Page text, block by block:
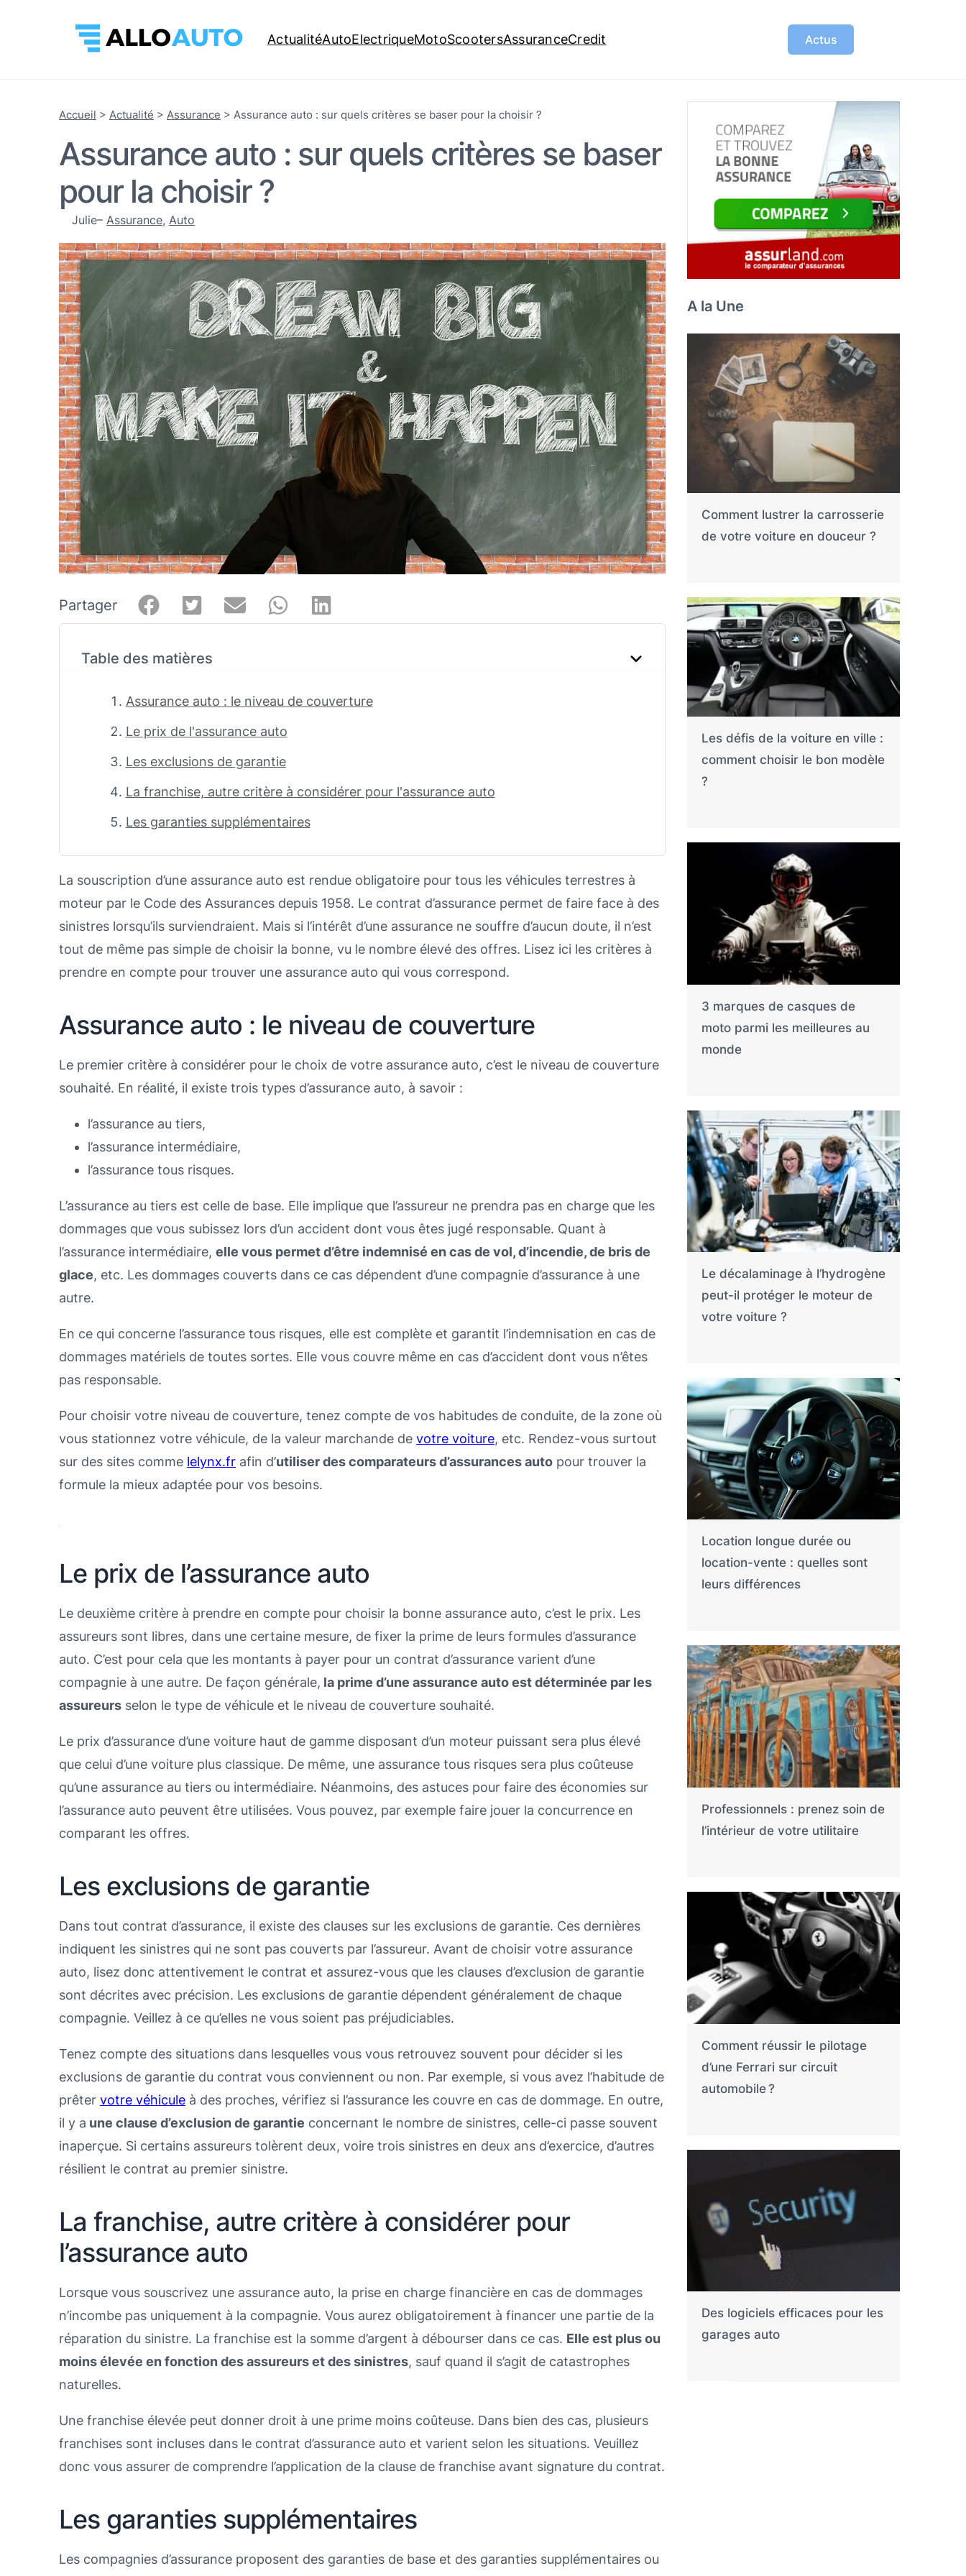
ActualitéAutoElectriqueMotoScootersAssuranceCredit Actus
Accueil > Actualité > Assurance > Assurance auto : sur quels critères se baser pour la choisir ?
Assurance auto : sur quels critères se baser
pour la choisir ?
Julie– Assurance, Auto
Partager
Table des matières
Assurance auto : le niveau de couverture
Le prix de l'assurance auto
Les exclusions de garantie
La franchise, autre critère à considérer pour l'assurance auto
Les garanties supplémentaires
La souscription d’une assurance auto est rendue obligatoire pour tous les véhicules terrestres à
moteur par le Code des Assurances depuis 1958. Le contrat d’assurance permet de faire face à des
sinistres lorsqu’ils surviendraient. Mais si l’intérêt d’une assurance ne souffre d’aucun doute, il n’est
tout de même pas simple de choisir la bonne, vu le nombre élevé des offres. Lisez ici les critères à
prendre en compte pour trouver une assurance auto qui vous correspond.
Assurance auto : le niveau de couverture
Le premier critère à considérer pour le choix de votre assurance auto, c’est le niveau de couverture
souhaité. En réalité, il existe trois types d’assurance auto, à savoir :
l’assurance au tiers,
l’assurance intermédiaire,
l’assurance tous risques.
L’assurance au tiers est celle de base. Elle implique que l’assureur ne prendra pas en charge que les
dommages que vous subissez lors d’un accident dont vous êtes jugé responsable. Quant à
l’assurance intermédiaire, elle vous permet d’être indemnisé en cas de vol, d’incendie, de bris de
glace, etc. Les dommages couverts dans ce cas dépendent d’une compagnie d’assurance à une
autre.
En ce qui concerne l’assurance tous risques, elle est complète et garantit l’indemnisation en cas de
dommages matériels de toutes sortes. Elle vous couvre même en cas d’accident dont vous n’êtes
pas responsable.
Pour choisir votre niveau de couverture, tenez compte de vos habitudes de conduite, de la zone où
vous stationnez votre véhicule, de la valeur marchande de votre voiture, etc. Rendez-vous surtout
sur des sites comme lelynx.fr afin d’utiliser des comparateurs d’assurances auto pour trouver la
formule la mieux adaptée pour vos besoins.
Le prix de l’assurance auto
Le deuxième critère à prendre en compte pour choisir la bonne assurance auto, c’est le prix. Les
assureurs sont libres, dans une certaine mesure, de fixer la prime de leurs formules d’assurance
auto. C’est pour cela que les montants à payer pour un contrat d’assurance varient d’une
compagnie à une autre. De façon générale, la prime d’une assurance auto est déterminée par les
assureurs selon le type de véhicule et le niveau de couverture souhaité.
Le prix d’assurance d’une voiture haut de gamme disposant d’un moteur puissant sera plus élevé
que celui d’une voiture plus classique. De même, une assurance tous risques sera plus coûteuse
qu’une assurance au tiers ou intermédiaire. Néanmoins, des astuces pour faire des économies sur
l’assurance auto peuvent être utilisées. Vous pouvez, par exemple faire jouer la concurrence en
comparant les offres.
Les exclusions de garantie
Dans tout contrat d’assurance, il existe des clauses sur les exclusions de garantie. Ces dernières
indiquent les sinistres qui ne sont pas couverts par l’assureur. Avant de choisir votre assurance
auto, lisez donc attentivement le contrat et assurez-vous que les clauses d’exclusion de garantie
sont décrites avec précision. Les exclusions de garantie dépendent généralement de chaque
compagnie. Veillez à ce qu’elles ne vous soient pas préjudiciables.
Tenez compte des situations dans lesquelles vous vous retrouvez souvent pour décider si les
exclusions de garantie du contrat vous conviennent ou non. Par exemple, si vous avez l’habitude de
prêter votre véhicule à des proches, vérifiez si l’assurance les couvre en cas de dommage. En outre,
il y a une clause d’exclusion de garantie concernant le nombre de sinistres, celle-ci passe souvent
inaperçue. Si certains assureurs tolèrent deux, voire trois sinistres en deux ans d’exercice, d’autres
résilient le contrat au premier sinistre.
La franchise, autre critère à considérer pour
l’assurance auto
Lorsque vous souscrivez une assurance auto, la prise en charge financière en cas de dommages
n’incombe pas uniquement à la compagnie. Vous aurez obligatoirement à financer une partie de la
réparation du sinistre. La franchise est la somme d’argent à débourser dans ce cas. Elle est plus ou
moins élevée en fonction des assureurs et des sinistres, sauf quand il s’agit de catastrophes
naturelles.
Une franchise élevée peut donner droit à une prime moins coûteuse. Dans bien des cas, plusieurs
franchises sont incluses dans le contrat d’assurance auto et varient selon les situations. Veuillez
donc vous assurer de comprendre l’application de la clause de franchise avant signature du contrat.
Les garanties supplémentaires
Les compagnies d’assurance proposent des garanties de base et des garanties supplémentaires ou
A la Une
Comment lustrer la carrosserie
de votre voiture en douceur ?
Les défis de la voiture en ville :
comment choisir le bon modèle
?
3 marques de casques de
moto parmi les meilleures au
monde
Le décalaminage à l’hydrogène
peut-il protéger le moteur de
votre voiture ?
Location longue durée ou
location-vente : quelles sont
leurs différences
Professionnels : prenez soin de
l’intérieur de votre utilitaire
Comment réussir le pilotage
d’une Ferrari sur circuit
automobile ?
Des logiciels efficaces pour les
garages auto